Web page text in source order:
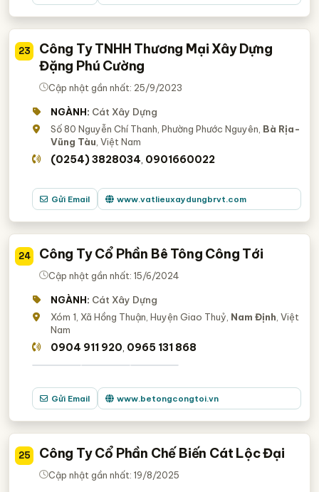
23
Công Ty TNHH Thương Mại Xây Dựng
Đặng Phú Cường
Cập nhật gần nhất: 25/9/2023
NGÀNH: Cát Xây Dựng
Số 80 Nguyễn Chí Thanh, Phường Phước Nguyên, Bà Rịa-
Vũng Tàu , Việt Nam
(0254) 3828034 0901660022
Gửi Email www.vatlieuxaydungbrvt.com
24 Công Ty Cổ Phần Bê Tông Công Tới
Cập nhật gần nhất: 15/6/2024
NGÀNH: Cát Xây Dựng
Xóm 1, Xã Hồng Thuận, Huyện Giao Thuỷ, Nam Định , Việt
Nam
0904 911 920 0965 131 868
Gửi Email www.betongcongtoi.vn
25 Công Ty Cổ Phần Chế Biến Cát Lộc Đại
Cập nhật gần nhất: 19/8/2025